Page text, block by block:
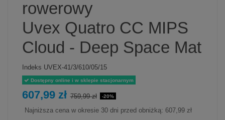
rowerowy
Uvex Quatro CC MIPS
Cloud - Deep Space Mat
Indeks UVEX-41/3/610/05/15
Dostępny online i w sklepie stacjonarnym
607,99 zł 759,99 zł -20%
Najniższa cena w okresie 30 dni przed obniżką: 607,99 zł